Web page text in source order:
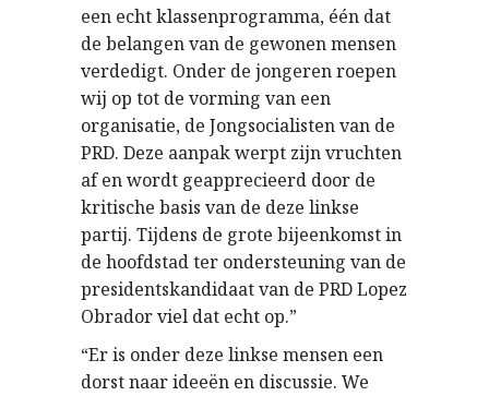
een echt klassenprogramma, één dat
de belangen van de gewonen mensen
verdedigt. Onder de jongeren roepen
wij op tot de vorming van een
organisatie, de Jongsocialisten van de
PRD. Deze aanpak werpt zijn vruchten
af en wordt geapprecieerd door de
kritische basis van de deze linkse
partij. Tijdens de grote bijeenkomst in
de hoofdstad ter ondersteuning van de
presidentskandidaat van de PRD Lopez
Obrador viel dat echt op.”
“Er is onder deze linkse mensen een
dorst naar ideeën en discussie. We